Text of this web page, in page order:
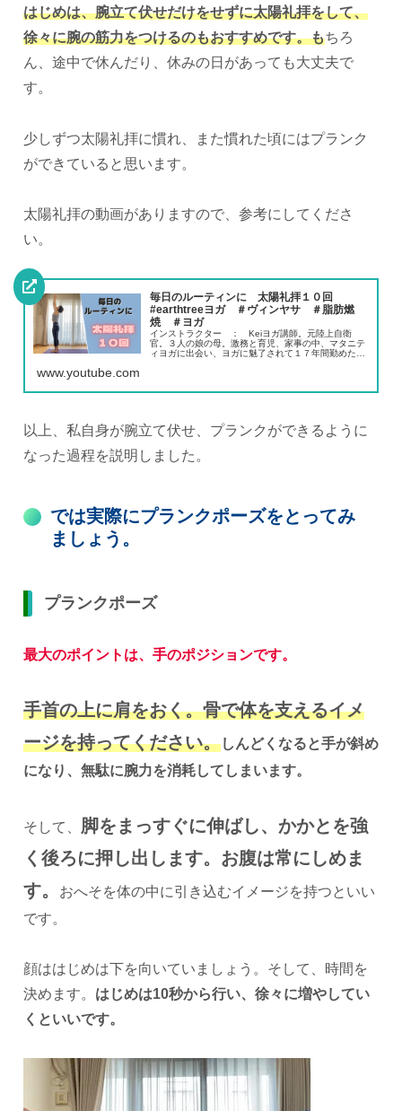
はじめは、腕立て伏せだけをせずに太陽礼拝をして、
徐々に腕の筋力をつけるのもおすすめです。もちろ
ん、途中で休んだり、休みの日があっても大丈夫で
す。
少しずつ太陽礼拝に慣れ、また慣れた頃にはプランク
ができていると思います。
太陽礼拝の動画がありますので、参考にしてくださ
い。
毎日のルーティンに 太陽礼拝１０回
#earthtreeヨガ ＃ヴィンヤサ ＃脂肪燃
焼 ＃ヨガ
インストラクター ： Keiヨガ講師。元陸上自衛
官。３人の娘の母。激務と育児、家事の中、マタニテ
ィヨガに出会い、ヨガに魅了されて１７年間勤めた陸
www.youtube.com
以上、私自身が腕立て伏せ、プランクができるように
なった過程を説明しました。
では実際にプランクポーズをとってみ
ましょう。
プランクポーズ
最大のポイントは、手のポジションです。
手首の上に肩をおく。骨で体を支えるイメ
ージを持ってください。しんどくなると手が斜め
になり、無駄に腕力を消耗してしまいます。
そして、 脚をまっすぐに伸ばし、かかとを強
く後ろに押し出します。お腹は常にしめま
す。
おへそを体の中に引き込むイメージを持つといい
です。
顔ははじめは下を向いていましょう。そして、時間を
決めます。 はじめは10秒から行い、徐々に増やしてい
くといいです。